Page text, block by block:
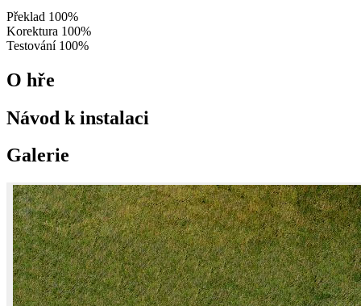
Překlad 100%
Korektura 100%
Testování 100%
O hře
Návod k instalaci
Galerie